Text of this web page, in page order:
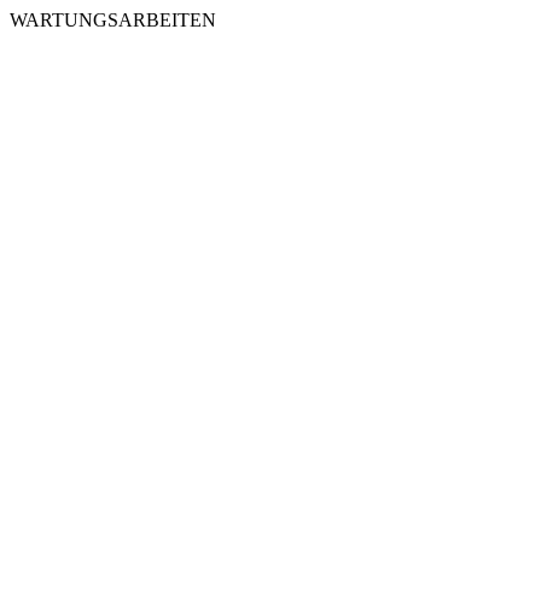
WARTUNGSARBEITEN